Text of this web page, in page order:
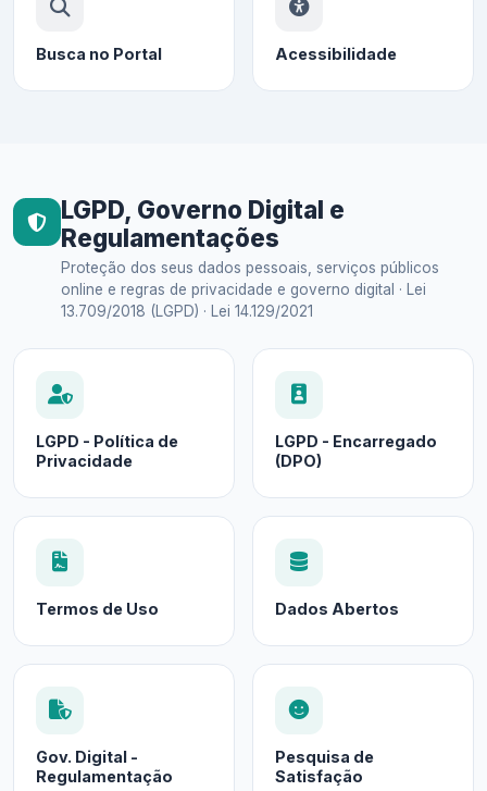
Busca no Portal Acessibilidade
LGPD, Governo Digital e
Regulamentações
Proteção dos seus dados pessoais, serviços públicos
online e regras de privacidade e governo digital · Lei
13.709/2018 (LGPD) · Lei 14.129/2021
LGPD - Política de
Privacidade
LGPD - Encarregado
(DPO)
Termos de Uso Dados Abertos
Gov. Digital -
Regulamentação
Pesquisa de
Satisfação